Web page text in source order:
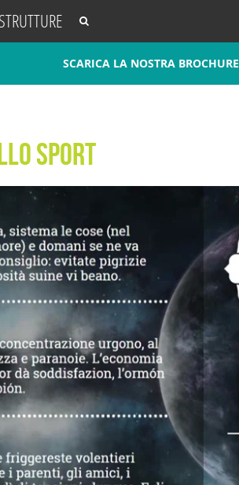
STRUTTURE
SCARICA LA NOSTRA BROCHURE
Sport